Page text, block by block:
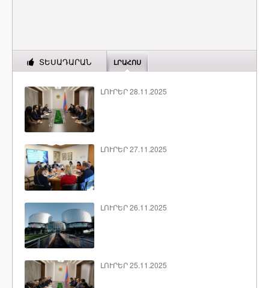
ՏԵՍԱԴԱՐԱՆ ԼՐԱՀՈՍ
ԼՈՒՐԵՐ 28.11.2025
ԼՈՒՐԵՐ 27.11.2025
ԼՈՒՐԵՐ 26.11.2025
ԼՈՒՐԵՐ 25.11.2025